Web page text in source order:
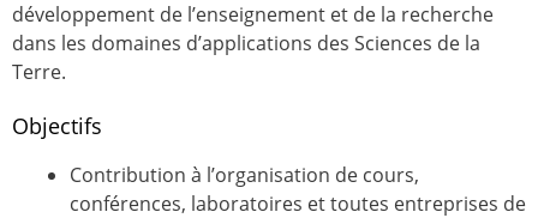
développement de l’enseignement et de la recherche
dans les domaines d’applications des Sciences de la
Terre.
Objectifs
Contribution à l’organisation de cours,
conférences, laboratoires et toutes entreprises de